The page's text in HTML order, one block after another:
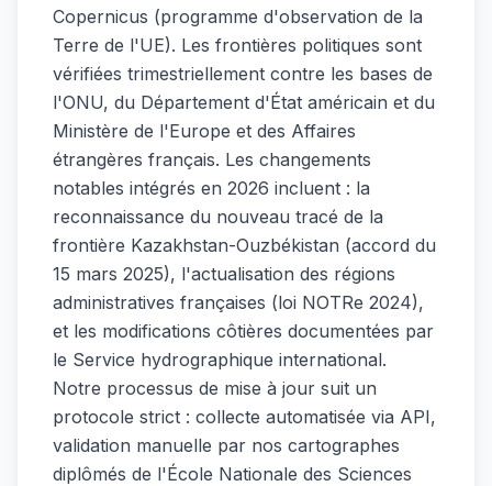
Copernicus (programme d'observation de la
Terre de l'UE). Les frontières politiques sont
vérifiées trimestriellement contre les bases de
l'ONU, du Département d'État américain et du
Ministère de l'Europe et des Affaires
étrangères français. Les changements
notables intégrés en 2026 incluent : la
reconnaissance du nouveau tracé de la
frontière Kazakhstan-Ouzbékistan (accord du
15 mars 2025), l'actualisation des régions
administratives françaises (loi NOTRe 2024),
et les modifications côtières documentées par
le Service hydrographique international.
Notre processus de mise à jour suit un
protocole strict : collecte automatisée via API,
validation manuelle par nos cartographes
diplômés de l'École Nationale des Sciences